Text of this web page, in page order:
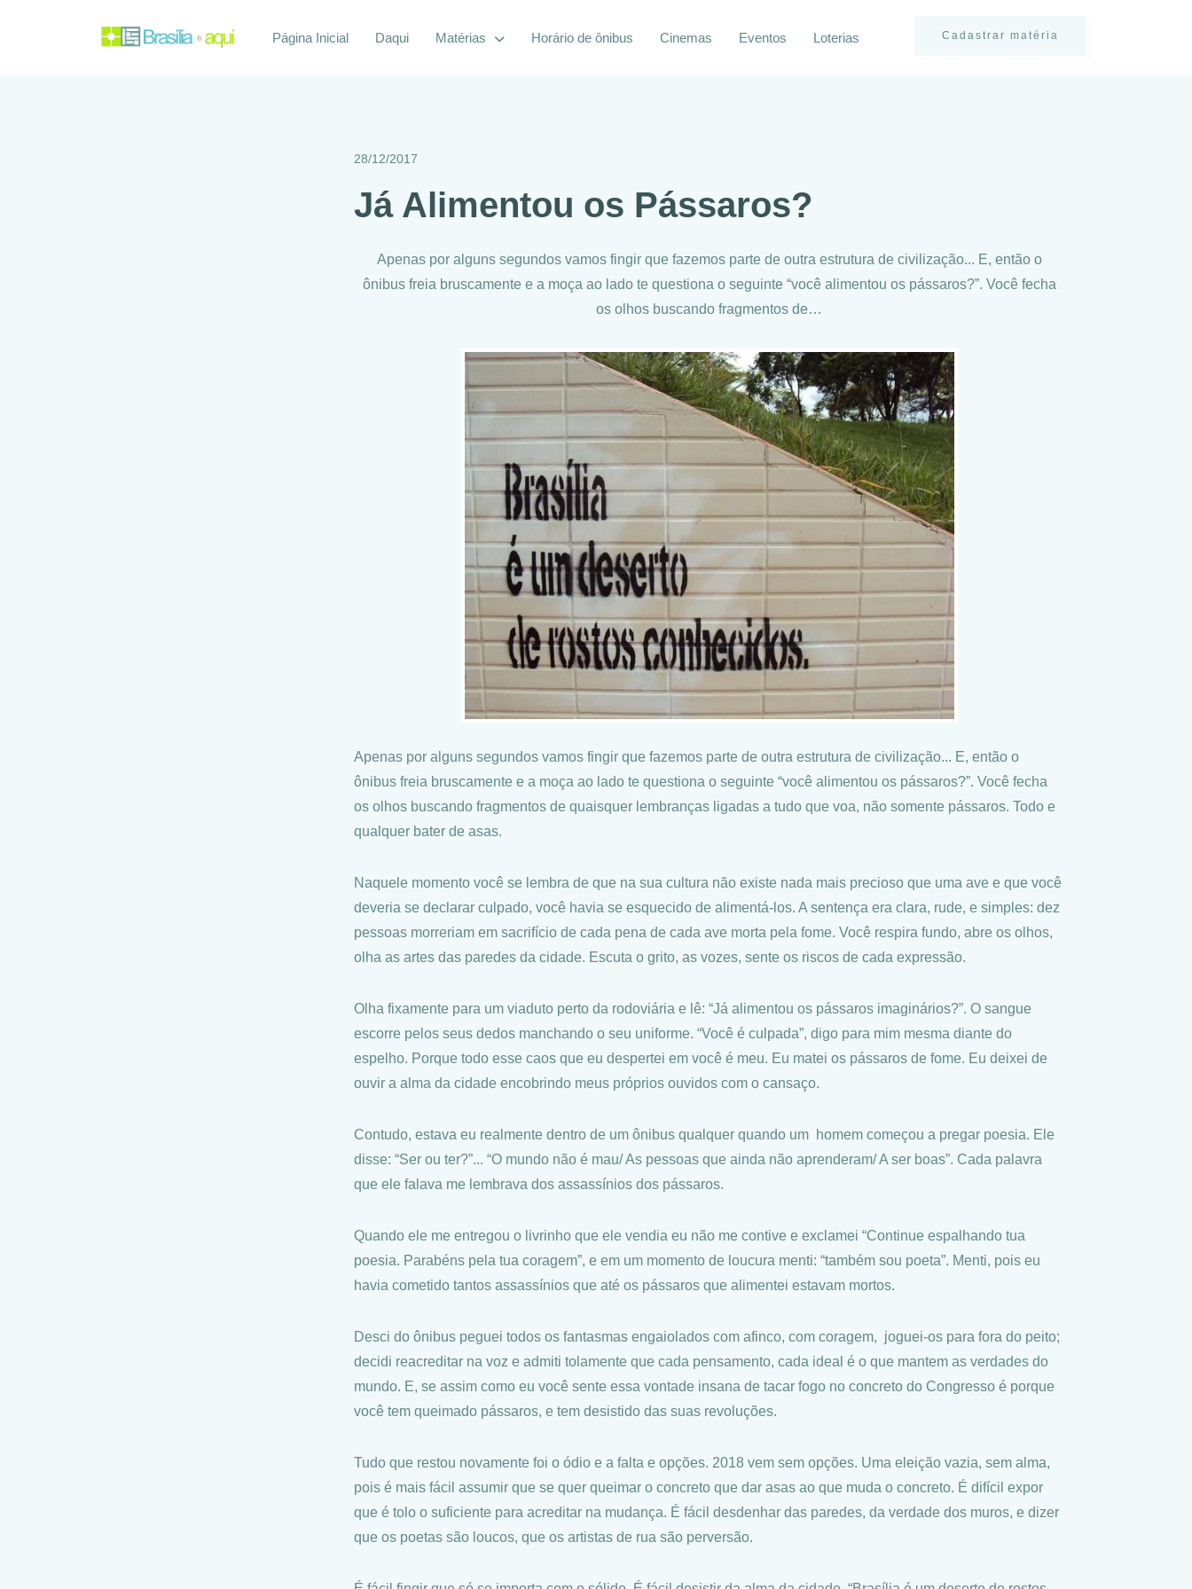
Cadastrar matéria
Página Inicial Daqui Matérias Horário de ônibus Cinemas Eventos Loterias
28/12/2017
Já Alimentou os Pássaros?
Apenas por alguns segundos vamos fingir que fazemos parte de outra estrutura de civilização... E, então o
ônibus freia bruscamente e a moça ao lado te questiona o seguinte “você alimentou os pássaros?”. Você fecha
os olhos buscando fragmentos de…
Apenas por alguns segundos vamos fingir que fazemos parte de outra estrutura de civilização... E, então o
ônibus freia bruscamente e a moça ao lado te questiona o seguinte “você alimentou os pássaros?”. Você fecha
os olhos buscando fragmentos de quaisquer lembranças ligadas a tudo que voa, não somente pássaros. Todo e
qualquer bater de asas.
Naquele momento você se lembra de que na sua cultura não existe nada mais precioso que uma ave e que você
deveria se declarar culpado, você havia se esquecido de alimentá-los. A sentença era clara, rude, e simples: dez
pessoas morreriam em sacrifício de cada pena de cada ave morta pela fome. Você respira fundo, abre os olhos,
olha as artes das paredes da cidade. Escuta o grito, as vozes, sente os riscos de cada expressão.
Olha fixamente para um viaduto perto da rodoviária e lê: “Já alimentou os pássaros imaginários?”. O sangue
escorre pelos seus dedos manchando o seu uniforme. “Você é culpada”, digo para mim mesma diante do
espelho. Porque todo esse caos que eu despertei em você é meu. Eu matei os pássaros de fome. Eu deixei de
ouvir a alma da cidade encobrindo meus próprios ouvidos com o cansaço.
Contudo, estava eu realmente dentro de um ônibus qualquer quando um homem começou a pregar poesia. Ele
disse: “Ser ou ter?”... “O mundo não é mau/ As pessoas que ainda não aprenderam/ A ser boas”. Cada palavra
que ele falava me lembrava dos assassínios dos pássaros.
Quando ele me entregou o livrinho que ele vendia eu não me contive e exclamei “Continue espalhando tua
poesia. Parabéns pela tua coragem”, e em um momento de loucura menti: “também sou poeta”. Menti, pois eu
havia cometido tantos assassínios que até os pássaros que alimentei estavam mortos.
Desci do ônibus peguei todos os fantasmas engaiolados com afinco, com coragem, joguei-os para fora do peito;
decidi reacreditar na voz e admiti tolamente que cada pensamento, cada ideal é o que mantem as verdades do
mundo. E, se assim como eu você sente essa vontade insana de tacar fogo no concreto do Congresso é porque
você tem queimado pássaros, e tem desistido das suas revoluções.
Tudo que restou novamente foi o ódio e a falta e opções. 2018 vem sem opções. Uma eleição vazia, sem alma,
pois é mais fácil assumir que se quer queimar o concreto que dar asas ao que muda o concreto. É difícil expor
que é tolo o suficiente para acreditar na mudança. É fácil desdenhar das paredes, da verdade dos muros, e dizer
que os poetas são loucos, que os artistas de rua são perversão.